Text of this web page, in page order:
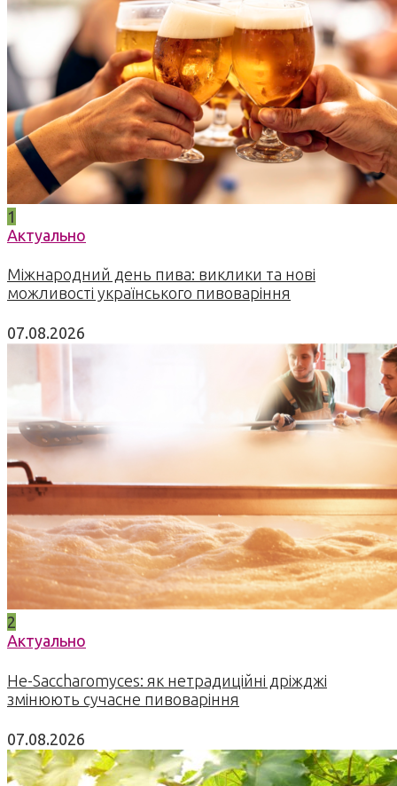
1
Актуально
Міжнародний день пива: виклики та нові
можливості українського пивоваріння
07.08.2026
2
Актуально
Не-Saccharomyces: як нетрадиційні дріжджі
змінюють сучасне пивоваріння
07.08.2026